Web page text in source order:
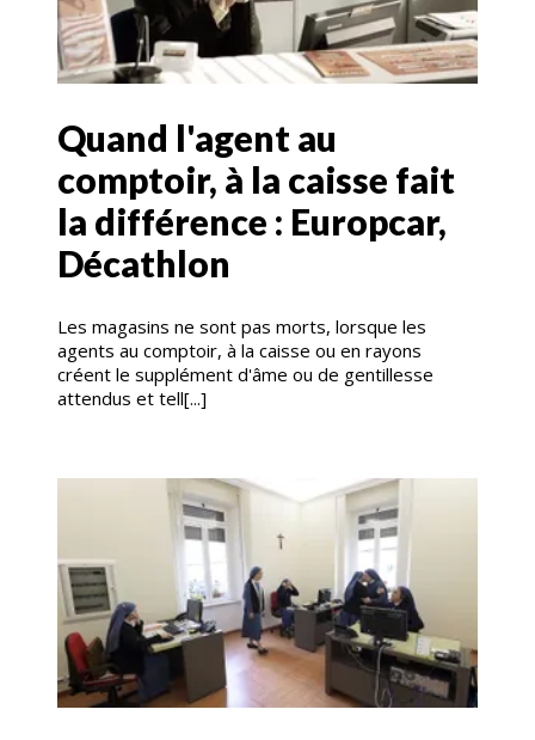
Quand l'agent au
comptoir, à la caisse fait
la différence : Europcar,
Décathlon
Les magasins ne sont pas morts, lorsque les
agents au comptoir, à la caisse ou en rayons
créent le supplément d'âme ou de gentillesse
attendus et tell[...]